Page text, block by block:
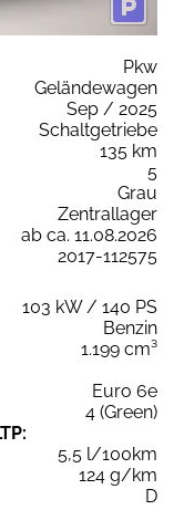
Pkw
Geländewagen
Sep / 2025
Schaltgetriebe
135 km
5
Grau
Zentrallager
ab ca. 11.08.2026
2017-112575
103 kW / 140 PS
Benzin
1.199 cm³
Euro 6e
4 (Green)
5,5 l/100km
124 g/km
D